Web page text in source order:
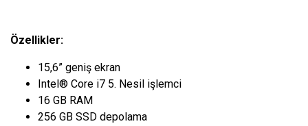
Özellikler:
15,6” geniş ekran
Intel® Core i7 5. Nesil işlemci
16 GB RAM
256 GB SSD depolama